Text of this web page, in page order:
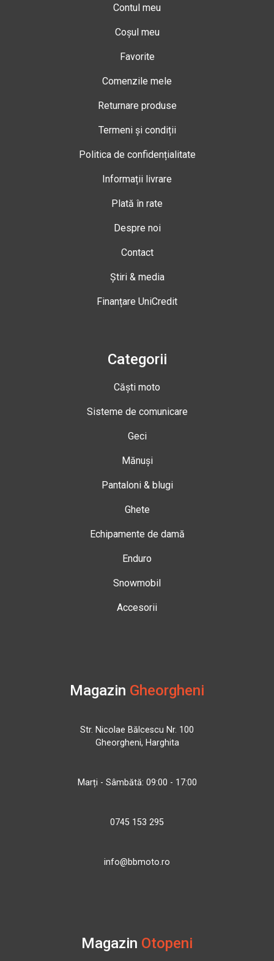
Contul meu
Coșul meu
Favorite
Comenzile mele
Returnare produse
Termeni și condiții
Politica de confidențialitate
Informații livrare
Plată în rate
Despre noi
Contact
Știri & media
Finanțare UniCredit
Categorii
Căști moto
Sisteme de comunicare
Geci
Mănuși
Pantaloni & blugi
Ghete
Echipamente de damă
Enduro
Snowmobil
Accesorii
Magazin Gheorgheni
Str. Nicolae Bălcescu Nr. 100
Gheorgheni, Harghita
Marți - Sâmbătă: 09:00 - 17:00
0745 153 295
info@bbmoto.ro
Magazin Otopeni